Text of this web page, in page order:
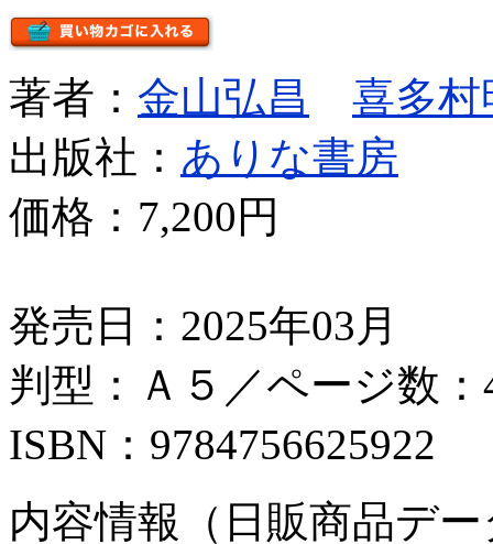
著者： 金山弘昌
喜多村
出版社： ありな書房
価格： 7,200円
発売日：2025年03月
判型：Ａ５／ページ数：
ISBN：9784756625922
内容情報（日販商品デ